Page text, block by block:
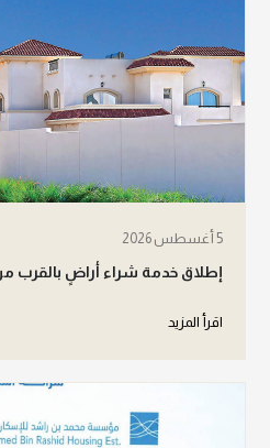
5 أغسطس 2026
إطلاق خدمة شراء أراضٍ بالقرب
اقرأ المزيد